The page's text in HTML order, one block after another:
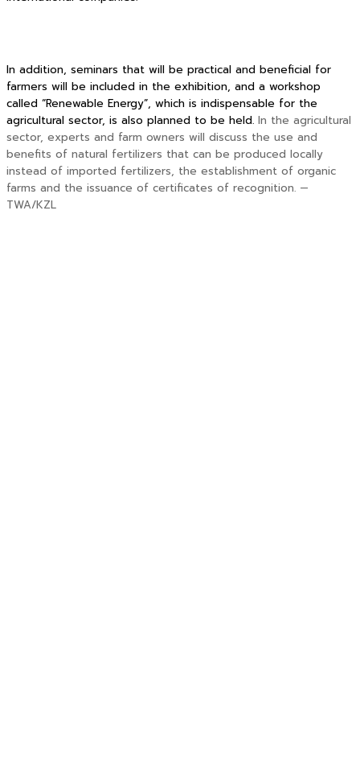
In addition, seminars that will be practical and beneficial for
farmers will be included in the exhibition, and a workshop
called “Renewable Energy”, which is indispensable for the
agricultural sector, is also planned to be held. In the agricultural
sector, experts and farm owners will discuss the use and
benefits of natural fertilizers that can be produced locally
instead of imported fertilizers, the establishment of organic
farms and the issuance of certificates of recognition. —
TWA/KZL